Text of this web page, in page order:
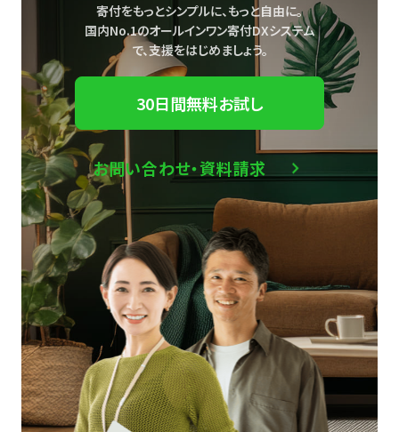
寄付をもっとシンプルに、もっと自由に。
国内No.1のオールインワン寄付DXシステム
で、支援をはじめましょう。
30日間無料お試し
お問い合わせ・資料請求